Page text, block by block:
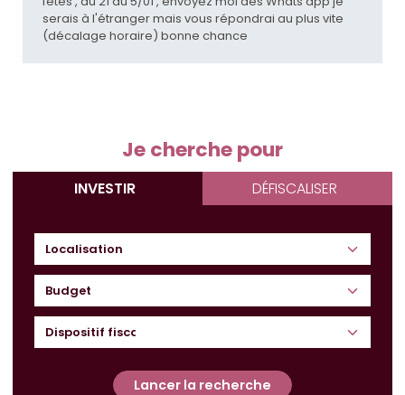
serais à l'étranger mais vous répondrai au plus vite
(décalage horaire) bonne chance
Je cherche pour
INVESTIR DÉFISCALISER
Budget
Lancer la recherche